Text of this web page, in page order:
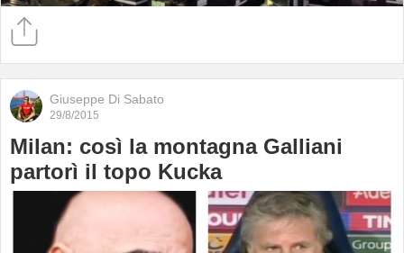
Giuseppe Di Sabato
29/8/2015
Milan: così la montagna Galliani
partorì il topo Kucka